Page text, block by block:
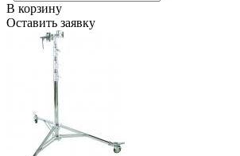
В корзину
Оставить заявку